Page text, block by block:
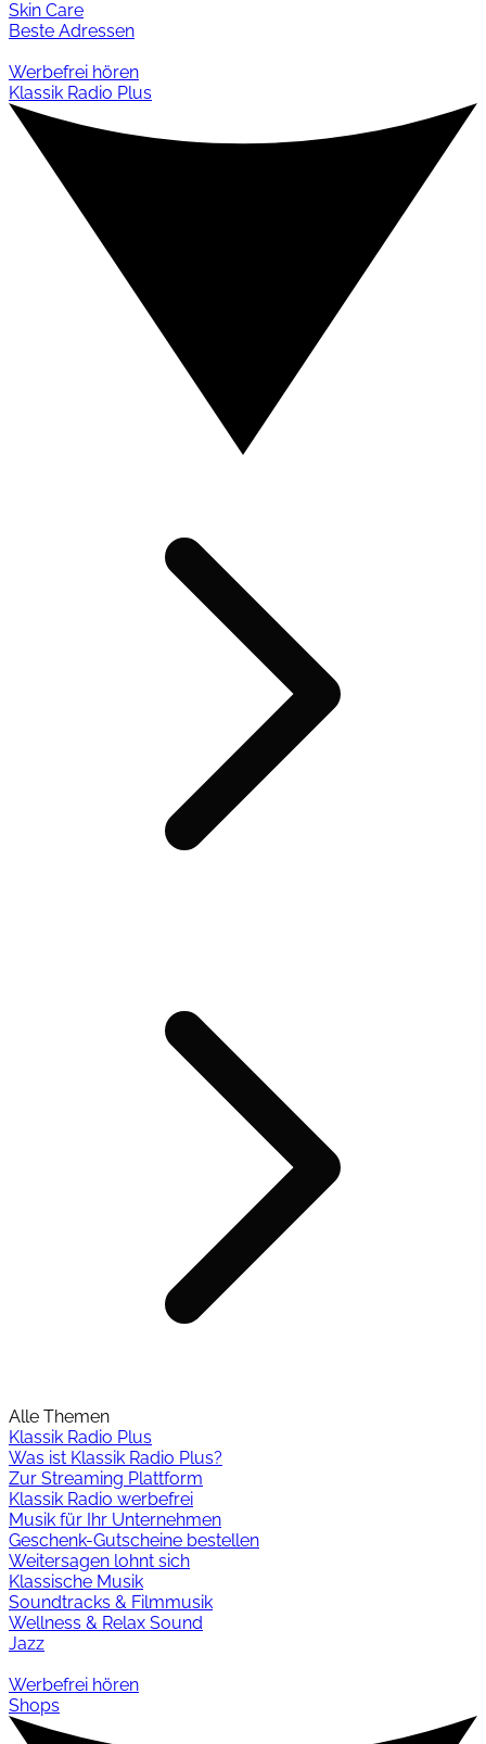
Skin Care
Beste Adressen
Werbefrei hören
Klassik Radio Plus
Alle Themen
Klassik Radio Plus
Was ist Klassik Radio Plus?
Zur Streaming Plattform
Klassik Radio werbefrei
Musik für Ihr Unternehmen
Geschenk-Gutscheine bestellen
Weitersagen lohnt sich
Klassische Musik
Soundtracks & Filmmusik
Wellness & Relax Sound
Jazz
Werbefrei hören
Shops